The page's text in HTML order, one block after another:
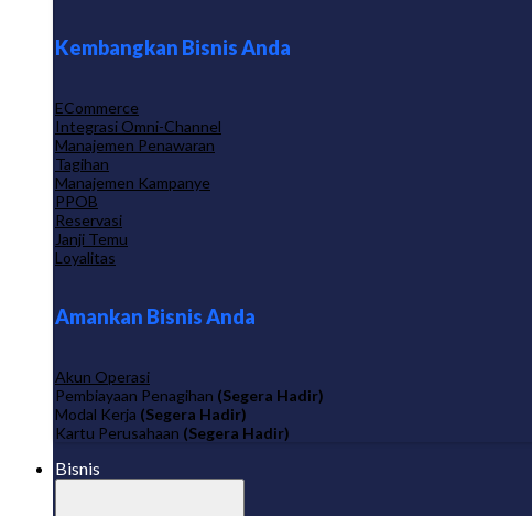
Kembangkan Bisnis Anda
ECommerce
Integrasi Omni-Channel
Manajemen Penawaran
Tagihan
Manajemen Kampanye
PPOB
Reservasi
Janji Temu
Loyalitas
Amankan Bisnis Anda
Akun Operasi
Pembiayaan Penagihan (Segera Hadir)
Modal Kerja (Segera Hadir)
Kartu Perusahaan (Segera Hadir)
Bisnis